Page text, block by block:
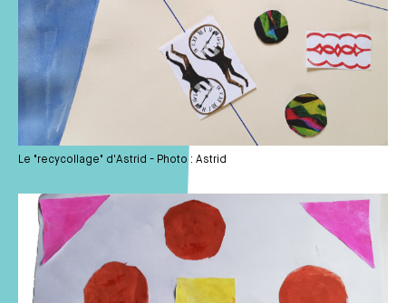
Le "recycollage" d'Astrid - Photo : Astrid
Média